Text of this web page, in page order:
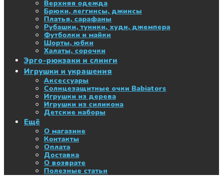
Верхняя одежда
Брюки, леггинсы, джинсы
Платья, сарафаны
Рубашки, туники, худи, джемпера
Футболки и майки
Шорты, юбки
Халаты, сорочки
Эрго-рюкзаки и слинги
Игрушки и украшения
Аксессуары
Солнцезащитные очки Babiators
Игрушки из дерева
Игрушки из силикона
Детские наборы
Ещё
О магазине
Контакты
Оплата
Доставка
О возврате
Полезные статьи